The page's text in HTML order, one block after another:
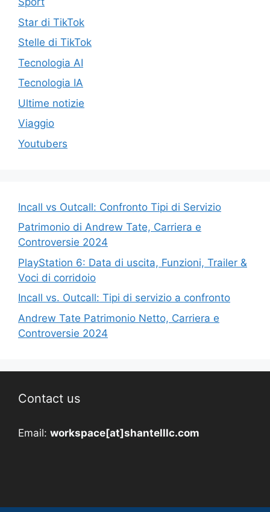
Star di TikTok
Stelle di TikTok
Tecnologia AI
Tecnologia IA
Ultime notizie
Viaggio
Youtubers
Incall vs Outcall: Confronto Tipi di Servizio
Patrimonio di Andrew Tate, Carriera e
Controversie 2024
PlayStation 6: Data di uscita, Funzioni, Trailer &
Voci di corridoio
Incall vs. Outcall: Tipi di servizio a confronto
Andrew Tate Patrimonio Netto, Carriera e
Controversie 2024
Contact us
Email: workspace[at]shantelllc.com